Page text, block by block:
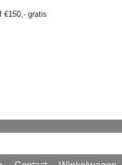
€150,- gratis